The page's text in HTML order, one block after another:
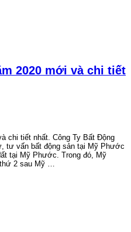
2020 mới và chi tiết
chi tiết nhất. Công Ty Bất Động
tư vấn bất động sản tại Mỹ Phước
tại Mỹ Phước. Trong đó, Mỹ
2 sau Mỹ …